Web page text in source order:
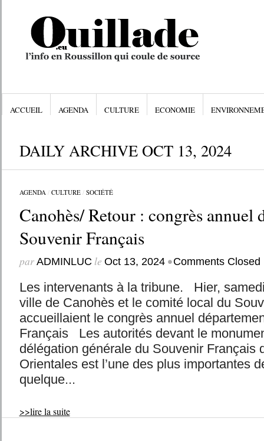
ACCUEIL AGENDA CULTURE ECONOMIE
DAILY ARCHIVE OCT 13, 2024
AGENDA/ CULTURE/ SOCIÉTÉ
Canohès/ Retour : congrès annuel
Souvenir Français
par ADMINLUC le Oct 13, 2024 •Comments Closed
Les intervenants à la tribune. Hier,
ville de Canohès et le comité local du
accueillaient le congrès annuel
Français Les autorités devant le
délégation générale du Souvenir Français
Orientales est l’une des plus importantes
quelque...
>>lire la suite